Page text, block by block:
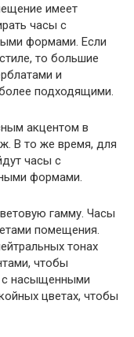
имеет
часы с
формами. Если
то большие
и
подходящими.
акцентом в
В то же время, для
часы с
формами.
гамму. Часы
помещения.
тонах
чтобы
с насыщенными
цветах, чтобы